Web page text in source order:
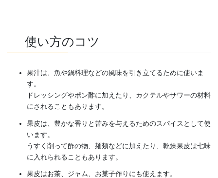
使い方のコツ
果汁は、魚や鍋料理などの風味を引き立てるために使いま
す。
ドレッシングやポン酢に加えたり、カクテルやサワーの材料
にされることもあります。
果皮は、豊かな香りと苦みを与えるためのスパイスとして使
います。
うすく削って酢の物、麺類などに加えたり、乾燥果皮は七味
に入れられることもあります。
果皮はお茶、ジャム、お菓子作りにも使えます。